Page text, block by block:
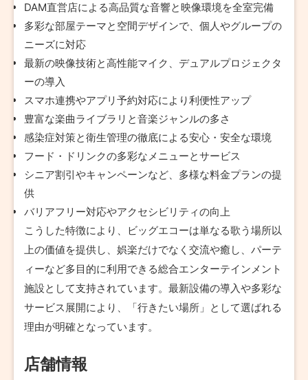
DAM直営店による高品質な音響と映像環境を全室完備
多彩な部屋テーマと空間デザインで、個人やグループの
ニーズに対応
最新の映像技術と高性能マイク、デュアルプロジェクタ
ーの導入
スマホ連携やアプリ予約対応により利便性アップ
豊富な楽曲ライブラリと音楽ジャンルの多さ
感染症対策と衛生管理の徹底による安心・安全な環境
フード・ドリンクの多彩なメニューとサービス
シニア割引やキャンペーンなど、多様な料金プランの提
供
バリアフリー対応やアクセシビリティの向上
こうした特徴により、ビッグエコーは単なる歌う場所以
上の価値を提供し、娯楽だけでなく交流や癒し、パーテ
ィーなど多目的に利用できる総合エンターテインメント
施設として支持されています。最新設備の導入や多彩な
サービス展開により、「行きたい場所」として選ばれる
理由が明確となっています。
店舗情報